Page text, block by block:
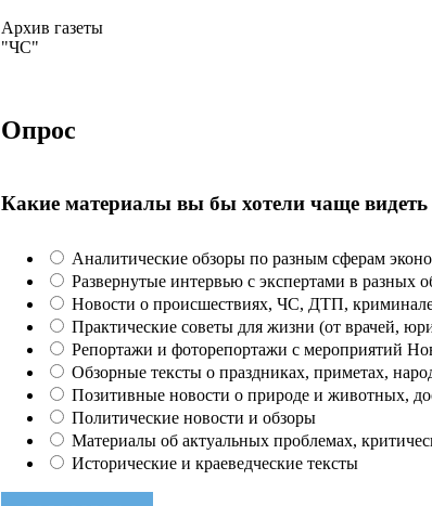
Архив газеты
"ЧС"
Опрос
Какие материалы вы бы хотели чаще
Аналитические обзоры по разным сферам
Развернутые интервью с экспертами в разных
Новости о происшествиях, ЧС, ДТП,
Практические советы для жизни (от врачей,
Репортажи и фоторепортажи с мероприятий
Обзорные тексты о праздниках, приметах,
Позитивные новости о природе и животных,
Политические новости и обзоры
Материалы об актуальных проблемах,
Исторические и краеведческие тексты